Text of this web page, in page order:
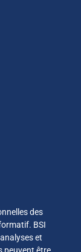
des
BSI
et